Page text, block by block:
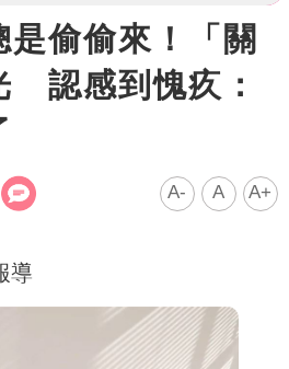
偷偷來！「關
認感到愧疚：
A- A A+
導